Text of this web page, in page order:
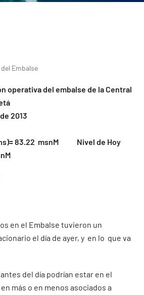
Embalse
operativa del embalse de la Central
2013
hs)= 83.22 msnM Nivel de Hoy
en el Embalse tuvieron un
el día de ayer, y en lo que va
del día podrían estar en el
más o en menos asociados a